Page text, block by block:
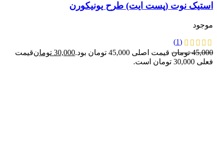
استیک نوت (پست ایت) طرح یونیکورن
موجود
(1)
45,000 تومان قیمت اصلی 45,000 تومان بود. 30,000 تومانقیمت
فعلی 30,000 تومان است.